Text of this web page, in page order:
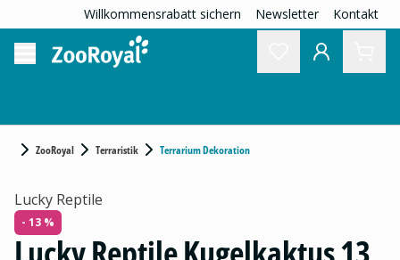
Willkommensrabatt sichern Newsletter Kontakt
ZooRoyal Terraristik Terrarium Dekoration
Lucky Reptile
- 13 %